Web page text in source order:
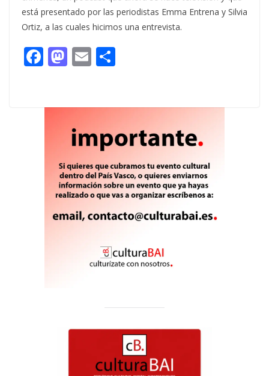
está presentado por las periodistas Emma Entrena y Silvia
Ortiz, a las cuales hicimos una entrevista.
F
b
M
d
o
n
E
l p
ar
ti
r